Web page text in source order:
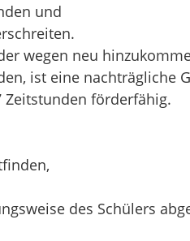
und
wegen neu
ist eine nachträgliche
Zeitstunden förderfähig.
des Schülers